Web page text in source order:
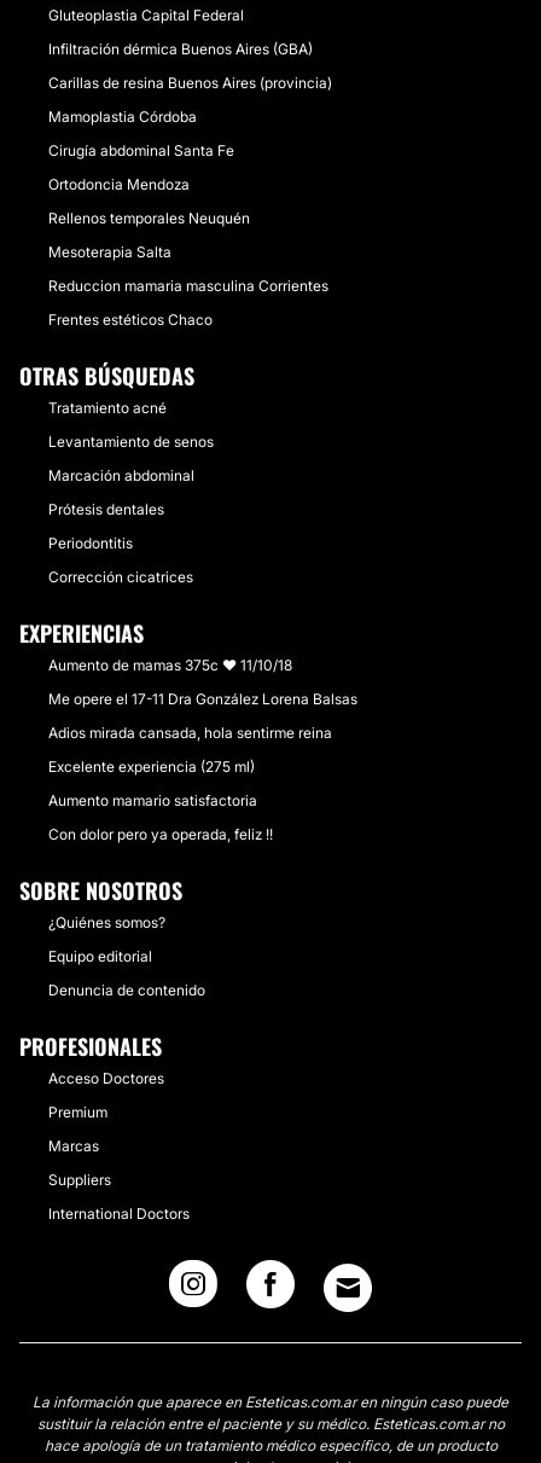
Gluteoplastia Capital Federal
Infiltración dérmica Buenos Aires (GBA)
Carillas de resina Buenos Aires (provincia)
Mamoplastia Córdoba
Cirugía abdominal Santa Fe
Ortodoncia Mendoza
Rellenos temporales Neuquén
Mesoterapia Salta
Reduccion mamaria masculina Corrientes
Frentes estéticos Chaco
OTRAS BÚSQUEDAS
Tratamiento acné
Levantamiento de senos
Marcación abdominal
Prótesis dentales
Periodontitis
Corrección cicatrices
EXPERIENCIAS
Aumento de mamas 375c ❤ 11/10/18
Me opere el 17-11 Dra González Lorena Balsas
Adios mirada cansada, hola sentirme reina
Excelente experiencia (275 ml)
Aumento mamario satisfactoria
Con dolor pero ya operada, feliz !!
SOBRE NOSOTROS
¿Quiénes somos?
Equipo editorial
Denuncia de contenido
PROFESIONALES
Acceso Doctores
Premium
Marcas
Suppliers
International Doctors
La información que aparece en Esteticas.com.ar en ningún caso puede
sustituir la relación entre el paciente y su médico. Esteticas.com.ar no
hace apología de un tratamiento médico específico, de un producto